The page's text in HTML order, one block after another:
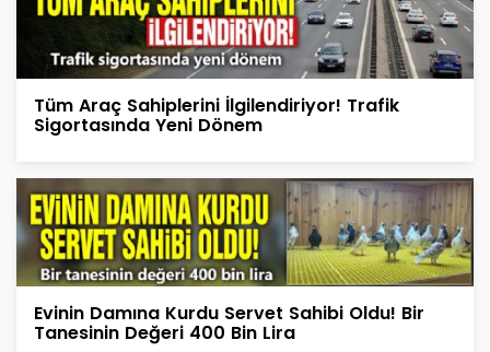
Tüm Araç Sahiplerini İlgilendiriyor! Trafik
Sigortasında Yeni Dönem
Evinin Damına Kurdu Servet Sahibi Oldu! Bir
Tanesinin Değeri 400 Bin Lira